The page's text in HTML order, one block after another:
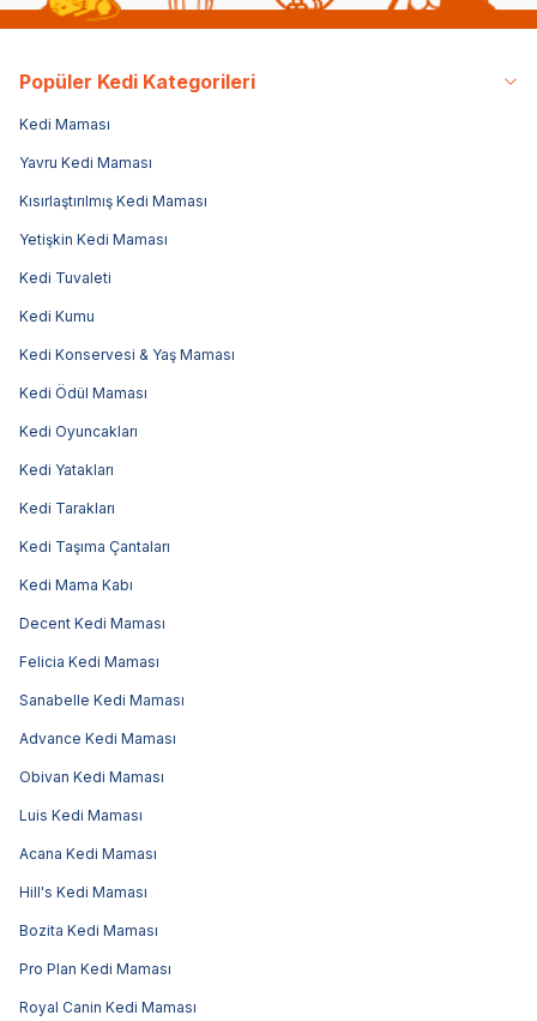
Popüler Kedi Kategorileri
Kedi Maması
Yavru Kedi Maması
Kısırlaştırılmış Kedi Maması
Yetişkin Kedi Maması
Kedi Tuvaleti
Kedi Kumu
Kedi Konservesi & Yaş Maması
Kedi Ödül Maması
Kedi Oyuncakları
Kedi Yatakları
Kedi Tarakları
Kedi Taşıma Çantaları
Kedi Mama Kabı
Decent Kedi Maması
Felicia Kedi Maması
Sanabelle Kedi Maması
Advance Kedi Maması
Obivan Kedi Maması
Luis Kedi Maması
Acana Kedi Maması
Hill's Kedi Maması
Bozita Kedi Maması
Pro Plan Kedi Maması
Royal Canin Kedi Maması